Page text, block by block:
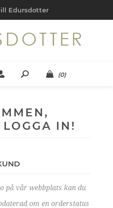
Edursdotter
(0)
IN!
på vår webbplats kan du
om en orderstatus